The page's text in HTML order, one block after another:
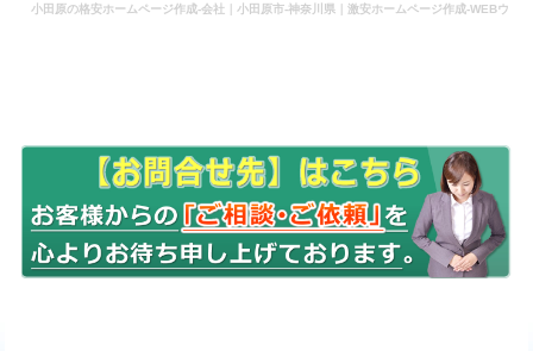
小田原の格安ホームページ作成-会社｜小田原市-神奈川県｜激安ホームページ作成-WEBウ